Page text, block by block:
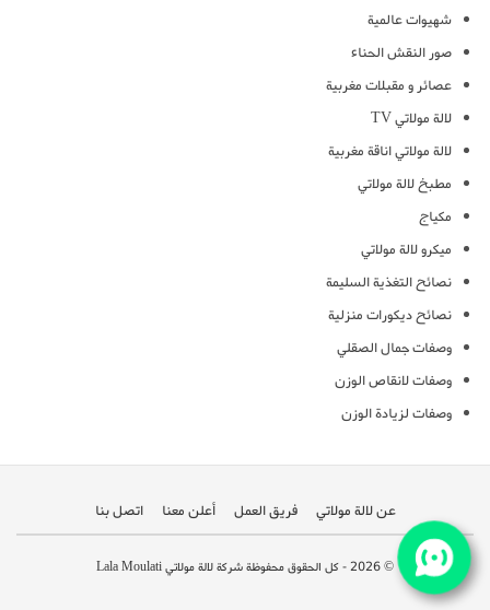
شهيوات عالمية
صور النقش الحناء
عصائر و مقبلات مغربية
لالة مولاتي TV
لالة مولاتي اناقة مغربية
مطبخ لالة مولاتي
مكياج
ميكرو لالة مولاتي
نصائح التغذية السليمة
نصائح ديكورات منزلية
وصفات جمال الصقلي
وصفات لانقاص الوزن
وصفات لزيادة الوزن
عن لالة مولاتي فريق العمل أعلن معنا اتصل بنا
© 2026 - كل الحقوق محفوظة شركة لالة مولاتي Lala Moulati